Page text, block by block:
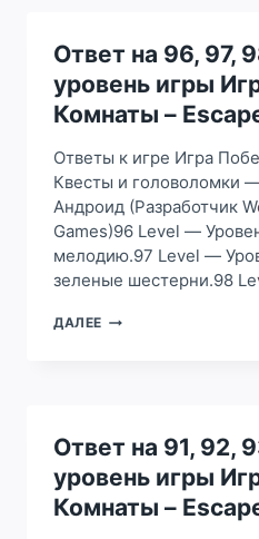
Ответ на 96, 97,
уровень игры
Комнаты –
Ответы к игре Игра
Квесты и головоломки
Андроид (Разработчик
Games)96 Level —
мелодию.97 Level —
зеленые шестерни.98
ДАЛЕЕ ОТВЕТ
100
УРОВЕНЬ
ИГРЫ
ИГРА
ПОБЕГ
Ответ на 91, 92,
уровень игры
Комнаты –